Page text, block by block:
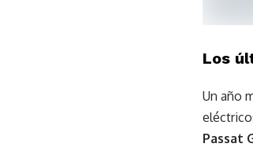
Los
Un año
Passat